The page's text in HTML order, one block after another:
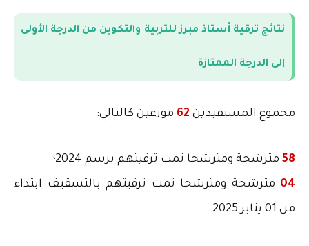
نتائج ترقية أستاذ مبرز للتربية والتكوين من الدرجة الأولى
إلى الدرجة الممتازة
مجموع المستفيدين 62 موزعين كالتالي:
58 مترشحة ومترشحا تمت ترقيتهم برسم 2024؛
04 مترشحة ومترشحا تمت ترقيتهم بالتسقيف ابتداء
من 01 يناير 2025